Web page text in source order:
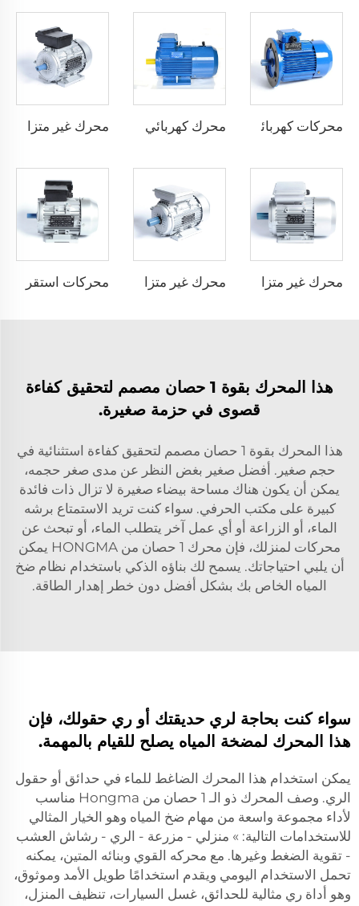
محركات كهربائية سرعة متغيرة
هذا المحرك بقوة 1 حصان مصمم لتحقيق كفاءة
قصوى في حزمة صغيرة.
هذا المحرك بقوة 1 حصان مصمم لتحقيق كفاءة استثنائية في
حجم صغير. أفضل صغير بغض النظر عن مدى صغر حجمه،
يمكن أن يكون هناك مساحة بيضاء صغيرة لا تزال ذات فائدة
كبيرة على مكتب الحرفي. سواء كنت تريد الاستمتاع برشه
الماء، أو الزراعة أو أي عمل آخر يتطلب الماء، أو تبحث عن
محركات لمنزلك، فإن محرك 1 حصان من HONGMA يمكن
أن يلبي احتياجاتك. يسمح لك بناؤه الذكي باستخدام نظام ضخ
المياه الخاص بك بشكل أفضل دون خطر إهدار الطاقة.
سواء كنت بحاجة لري حديقتك أو ري حقولك، فإن
هذا المحرك لمضخة المياه يصلح للقيام بالمهمة.
يمكن استخدام هذا المحرك الضاغط للماء في حدائق أو حقول
الري. وصف المحرك ذو الـ 1 حصان من Hongma مناسب
لأداء مجموعة واسعة من مهام ضخ المياه وهو الخيار المثالي
للاستخدامات التالية: » منزلي - مزرعة - الري - رشاش العشب
- تقوية الضغط وغيرها. مع محركه القوي وبنائه المتين، يمكنه
تحمل الاستخدام اليومي ويقدم استخدامًا طويل الأمد وموثوق،
وهو أداة ري مثالية للحدائق، غسل السيارات، تنظيف المنزل،